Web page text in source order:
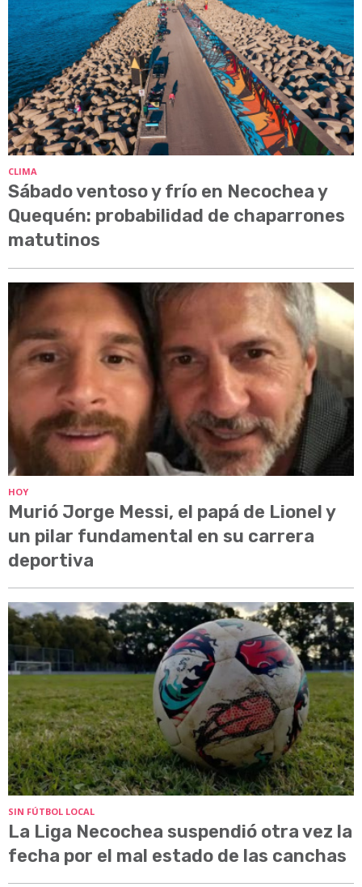
CLIMA
Sábado ventoso y frío en Necochea y
Quequén: probabilidad de chaparrones
matutinos
HOY
Murió Jorge Messi, el papá de Lionel y
un pilar fundamental en su carrera
deportiva
SIN FÚTBOL LOCAL
La Liga Necochea suspendió otra vez la
fecha por el mal estado de las canchas